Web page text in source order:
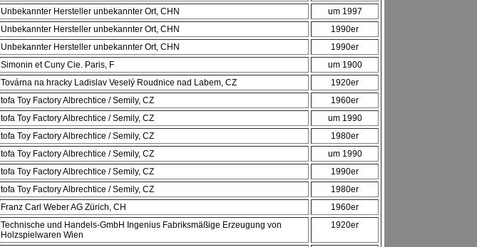
Unbekannter Hersteller unbekannter Ort, CHN
um 1997
Unbekannter Hersteller unbekannter Ort, CHN
1990er
Unbekannter Hersteller unbekannter Ort, CHN
1990er
Simonin et Cuny Cie. Paris, F
um 1900
Továrna na hracky Ladislav Veselý Roudnice nad Labem, CZ
1920er
tofa Toy Factory Albrechtice / Semily, CZ
1960er
tofa Toy Factory Albrechtice / Semily, CZ
um 1990
tofa Toy Factory Albrechtice / Semily, CZ
1980er
tofa Toy Factory Albrechtice / Semily, CZ
um 1990
tofa Toy Factory Albrechtice / Semily, CZ
1990er
tofa Toy Factory Albrechtice / Semily, CZ
1980er
Franz Carl Weber AG Zürich, CH
1960er
Technische und Handels-GmbH Ingenius Fabriksmäßige Erzeugung von
Holzspielwaren Wien
1920er